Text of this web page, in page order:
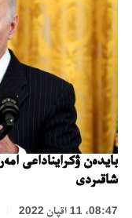
بايدەن ۋكرايناداعى
شاقىردى
08:47، 11 اقپان 2022